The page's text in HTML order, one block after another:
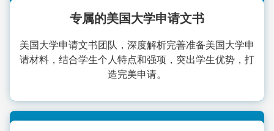
专属的美国大学申请文书
美国大学申请文书团队，深度解析完善准备美国大学申
请材料，结合学生个人特点和强项，突出学生优势，打
造完美申请。